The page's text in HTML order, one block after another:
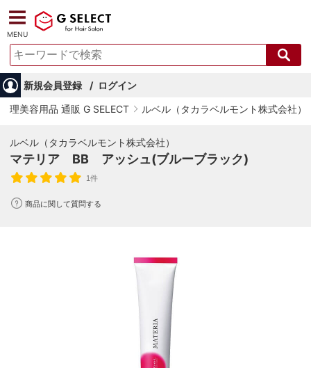
MENU
新規会員登録
ログイン
理美容用品 通販 G SELECT
ルベル（タカラベルモント株式会社）
ルベル（タカラベルモント株式会社）
マテリア BB アッシュ(ブルーブラック)
1件
商品に関して質問する